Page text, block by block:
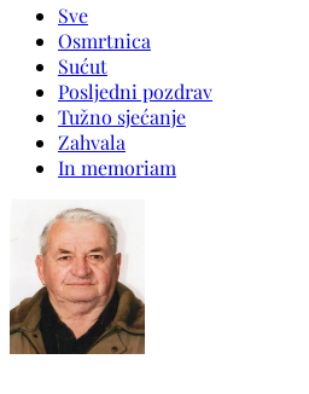
Sve
Osmrtnica
Sućut
Posljedni pozdrav
Tužno sjećanje
Zahvala
In memoriam